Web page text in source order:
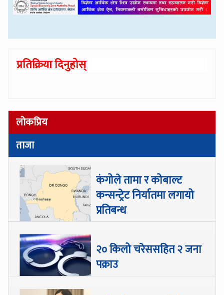
प्रतिक्रिया दिनुहोस्
लोकप्रिय
ताजा
कंगोले तामा र कोबाल्ट
कन्सन्ट्रेट निर्यातमा लगायो
प्रतिबन्ध
२० किलो चरेससहित २ जना
पक्राउ